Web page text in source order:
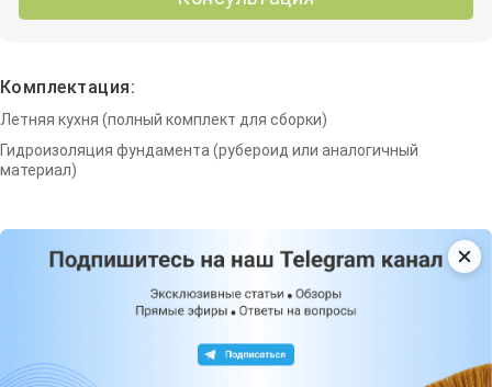
Комплектация:
Летняя кухня (полный комплект для сборки)
Гидроизоляция фундамента (рубероид или аналогичный
материал)